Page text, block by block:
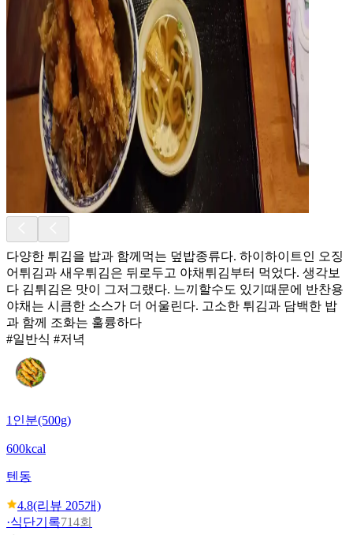
다양한 튀김을 밥과 함께먹는 덮밥종류다. 하이하이트인 오징
어튀김과 새우튀김은 뒤로두고 야채튀김부터 먹었다. 생각보
다 김튀김은 맛이 그저그랬다. 느끼할수도 있기때문에 반찬용
야채는 시큼한 소스가 더 어울린다. 고소한 튀김과 담백한 밥
과 함께 조화는 훌륭하다
#일반식 #저녁
1인분(500g)
600kcal
텐동
4.8(리뷰 205개)
·식단기록714회